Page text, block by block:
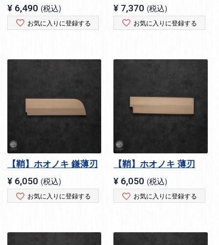
¥ 6,490 税込
お気に入りに登録する
¥ 7,370 税込
お気に入りに登録する
【鞘】ホオノキ 鎌薄刃
¥ 6,050 税込
お気に入りに登録する
【鞘】ホオノキ 薄刃
¥ 6,050 税込
お気に入りに登録する